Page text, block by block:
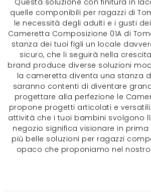
Questa soluzione con finitura in
quelle componibili per ragazzi di
le necessità degli adulti e i gusti
Cameretta Composizione 01A di
stanza dei tuoi figli un locale
sicuro, che li seguirà nella
brand produce diverse soluzioni
la cameretta diventa una stanza
saranno contenti di diventare
progettare alla perfezione le
propone progetti articolati e
attività che i tuoi bambini svolgono
negozio significa visionare in
più belle soluzioni per ragazzi
opaco che proponiamo nel